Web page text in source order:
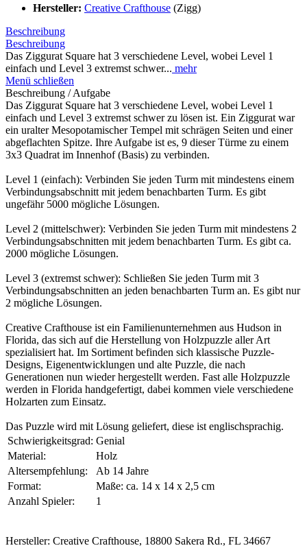
Hersteller: Creative Crafthouse (Zigg)
Beschreibung
Beschreibung
Das Ziggurat Square hat 3 verschiedene Level, wobei Level 1
einfach und Level 3 extremst schwer... mehr
Menü schließen
Beschreibung / Aufgabe
Das Ziggurat Square hat 3 verschiedene Level, wobei Level 1
einfach und Level 3 extremst schwer zu lösen ist. Ein Ziggurat war
ein uralter Mesopotamischer Tempel mit schrägen Seiten und einer
abgeflachten Spitze. Ihre Aufgabe ist es, 9 dieser Türme zu einem
3x3 Quadrat im Innenhof (Basis) zu verbinden.
Level 1 (einfach): Verbinden Sie jeden Turm mit mindestens einem
Verbindungsabschnitt mit jedem benachbarten Turm. Es gibt
ungefähr 5000 mögliche Lösungen.
Level 2 (mittelschwer): Verbinden Sie jeden Turm mit mindestens 2
Verbindungsabschnitten mit jedem benachbarten Turm. Es gibt ca.
2000 mögliche Lösungen.
Level 3 (extremst schwer): Schließen Sie jeden Turm mit 3
Verbindungsabschnitten an jeden benachbarten Turm an. Es gibt nur
2 mögliche Lösungen.
Creative Crafthouse ist ein Familienunternehmen aus Hudson in
Florida, das sich auf die Herstellung von Holzpuzzle aller Art
spezialisiert hat. Im Sortiment befinden sich klassische Puzzle-
Designs, Eigenentwicklungen und alte Puzzle, die nach
Generationen nun wieder hergestellt werden. Fast alle Holzpuzzle
werden in Florida handgefertigt, dabei kommen viele verschiedene
Holzarten zum Einsatz.
Das Puzzle wird mit Lösung geliefert, diese ist englischsprachig.
Schwierigkeitsgrad: Genial
Material:
Holz
Altersempfehlung:
Ab 14 Jahre
Format:
Maße: ca. 14 x 14 x 2,5 cm
Anzahl Spieler:
1
Hersteller: Creative Crafthouse, 18800 Sakera Rd., FL 34667